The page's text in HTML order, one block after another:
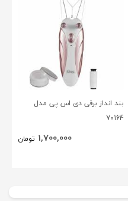
بند انداز برقی دی اس پی مدل
70164
1,700,000 تومان